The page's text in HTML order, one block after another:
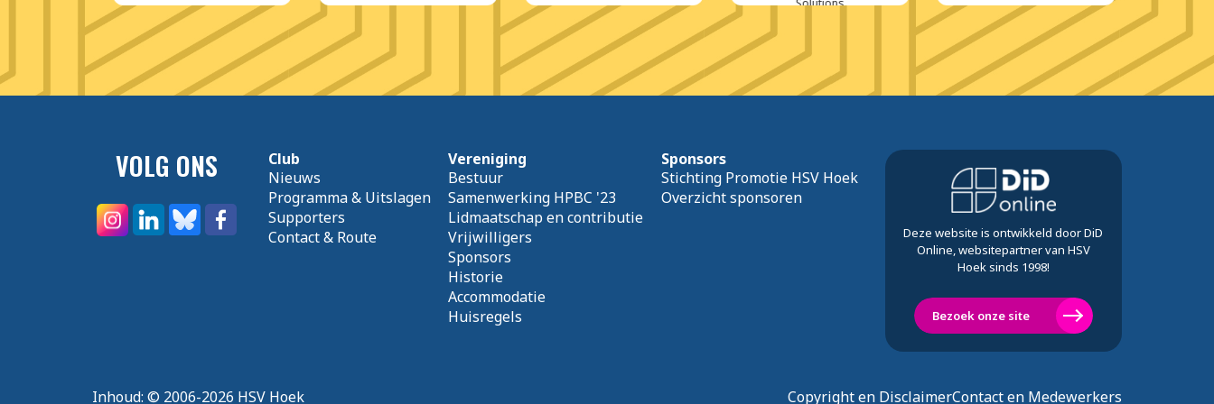
Solutions
VOLG ONS
Club
Nieuws
Programma & Uitslagen
Supporters
Contact & Route
Vereniging
Bestuur
Samenwerking HPBC '23
Lidmaatschap en contributie
Vrijwilligers
Sponsors
Historie
Accommodatie
Huisregels
Sponsors
Stichting Promotie HSV Hoek
Overzicht sponsoren
Deze website is ontwikkeld door DiD
Online, websitepartner van HSV
Hoek sinds 1998!
Bezoek onze site
Inhoud: © 2006-2026 HSV Hoek Copyright en DisclaimerContact en Medewerkers